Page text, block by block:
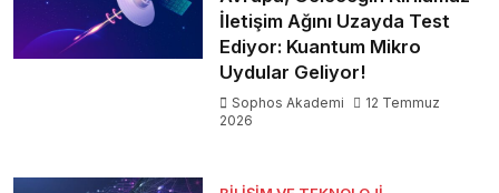
İletişim Ağını Uzayda Test
Ediyor: Kuantum Mikro
Uydular Geliyor!
Sophos Akademi
12 Temmuz
2026